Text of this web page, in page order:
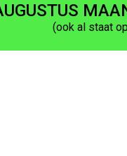
(ook al staat